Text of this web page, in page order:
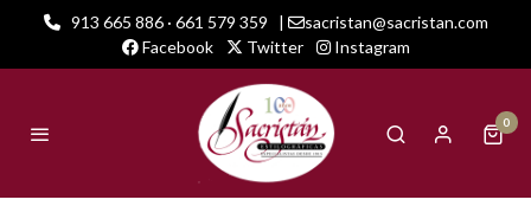
913 665 886 · 661 579 359 |
sacristan@sacristan.com
Facebook
Twitter Instagram
0